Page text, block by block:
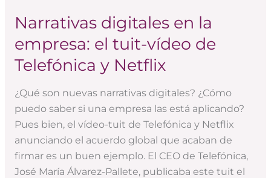
Narrativas digitales en la
empresa: el tuit-vídeo de
Telefónica y Netflix
¿Qué son nuevas narrativas digitales? ¿Cómo
puedo saber si una empresa las está aplicando?
Pues bien, el vídeo-tuit de Telefónica y Netflix
anunciando el acuerdo global que acaban de
firmar es un buen ejemplo. El CEO de Telefónica,
José María Álvarez-Pallete, publicaba este tuit el
vídeo
de
Telefónica
y
Netflix